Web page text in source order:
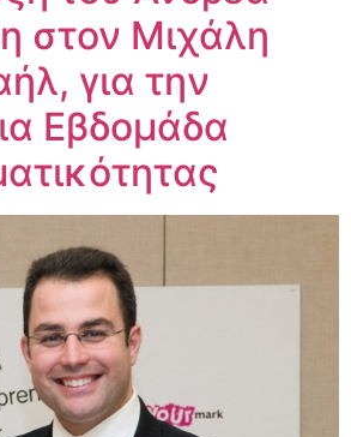
στον Μιχάλη
για την
Εβδομάδα